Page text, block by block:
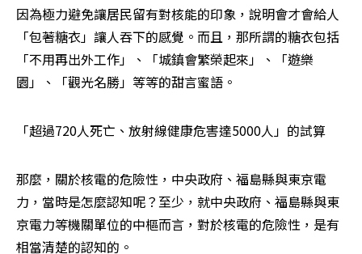
因為極力避免讓居民留有對核能的印象，說明會才會給人
「包著糖衣」讓人吞下的感覺。而且，那所謂的糖衣包括
「不用再出外工作」、「城鎮會繁榮起來」、「遊樂
園」、「觀光名勝」等等的甜言蜜語。
「超過720人死亡、放射線健康危害達5000人」的試算
那麼，關於核電的危險性，中央政府、福島縣與東京電
力，當時是怎麼認知呢？至少，就中央政府、福島縣與東
京電力等機關單位的中樞而言，對於核電的危險性，是有
相當清楚的認知的。